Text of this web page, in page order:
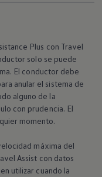
Plus con Travel
solo se puede
El conductor debe
anular el sistema de
alguno de la
con prudencia. El
momento.
máxima del
Assist con datos
utilizar cuando la